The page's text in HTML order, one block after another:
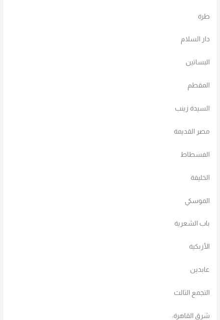
طرة
دار السلام
البساتين
المقطم
السيدة زينب
مصر القديمة
الفسطاط
الخليفة
الموسكي
باب الشعرية
الأزبكية
عابدين
التجمع الثالث
شرق القاهرة: